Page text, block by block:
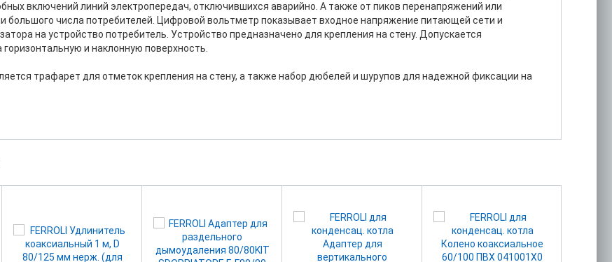
включений линий электропередач, отключившихся аварийно. А также от пиков перенапряжений или
числа потребителей. Цифровой вольтметр показывает входное напряжение питающей сети и
на устройство потребитель. Устройство предназначено для крепления на стену. Допускается
и наклонную поверхность.
трафарет для отметок крепления на стену, а также набор дюбелей и шурупов для надежной фиксации на